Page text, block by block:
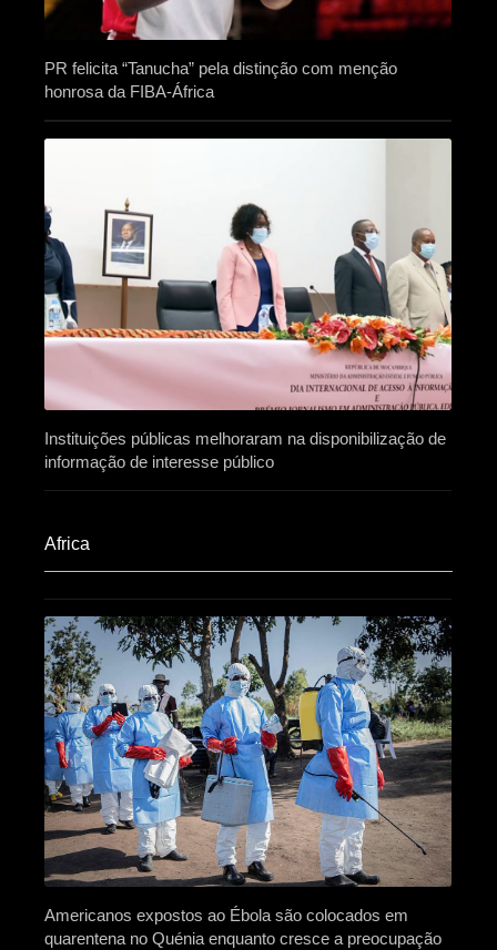
PR felicita “Tanucha” pela distinção com menção
honrosa da FIBA-África
Instituições públicas melhoraram na disponibilização de
informação de interesse público
Africa​
Americanos expostos ao Ébola são colocados em
quarentena no Quénia enquanto cresce a preocupação